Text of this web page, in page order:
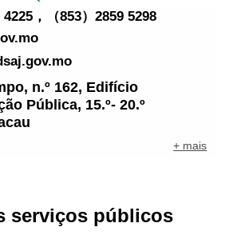
4225，（853）2859 5298
n.º 162, Edifício
Pública, 15.º- 20.º
+ mais
serviços públicos